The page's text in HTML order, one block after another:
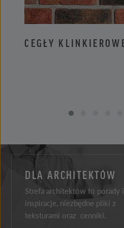
CEGŁY
DLA ARCHITEKTÓW
Strefa architektów to porady i
inspiracje, niezbędne pliki z
teksturami oraz cenniki.